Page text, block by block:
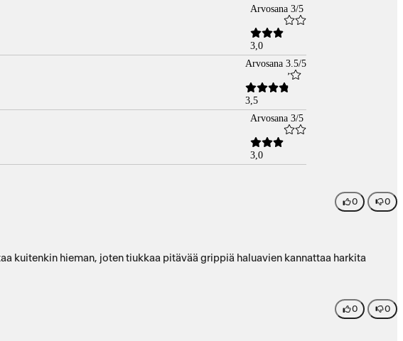
Arvosana 3/5
3,0
Arvosana 3.5/5
3,5
Arvosana 3/5
3,0
0 0
kuitenkin hieman, joten tiukkaa pitävää grippiä haluavien kannattaa harkita
0 0